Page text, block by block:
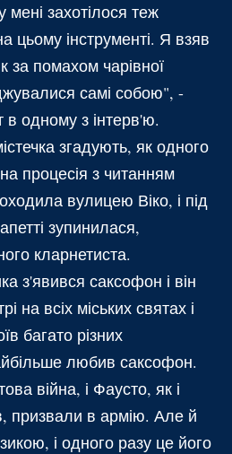
захотілося теж
цьому інструменті. Я взяв
за помахом чарівної
самі собою", -
в одному з інтерв'ю.
згадують, як одного
процесія з читанням
вулицею Віко, і під
зупинилася,
кларнетиста.
з'явився саксофон і він
на всіх міських святах і
багато різних
любив саксофон.
війна, і Фаусто, як і
призвали в армію. Але й
і одного разу це його